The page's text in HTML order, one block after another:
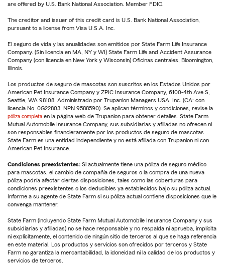
are offered by U.S. Bank National Association. Member FDIC.
The creditor and issuer of this credit card is U.S. Bank National Association,
pursuant to a license from Visa U.S.A. Inc.
El seguro de vida y las anualidades son emitidos por State Farm Life Insurance
Company. (Sin licencia en MA, NY y WI) State Farm Life and Accident Assurance
Company (con licencia en New York y Wisconsin) Oficinas centrales, Bloomington,
Illinois.
Los productos de seguro de mascotas son suscritos en los Estados Unidos por
American Pet Insurance Company y ZPIC Insurance Company, 6100-4th Ave S,
Seattle, WA 98108. Administrado por Trupanion Managers USA, Inc. (CA: con
licencia No. 0G22803, NPN 9588590). Se aplican términos y condiciones, revise la
póliza completa en la página web de Trupanion para obtener detalles. State Farm
Mutual Automobile Insurance Company, sus subsidiarias y afiliadas no ofrecen ni
son responsables financieramente por los productos de seguro de mascotas.
State Farm es una entidad independiente y no está afiliada con Trupanion ni con
American Pet Insurance.
Condiciones preexistentes: Si actualmente tiene una póliza de seguro médico
para mascotas, el cambio de compañía de seguros o la compra de una nueva
póliza podría afectar ciertas disposiciones, tales como las coberturas para
condiciones preexistentes o los deducibles ya establecidos bajo su póliza actual.
Informe a su agente de State Farm si su póliza actual contiene disposiciones que le
convenga mantener.
State Farm (incluyendo State Farm Mutual Automobile Insurance Company y sus
subsidiarias y afiliadas) no se hace responsable y no respalda ni aprueba, implícita
ni explícitamente, el contenido de ningún sitio de terceros al que se haga referencia
en este material. Los productos y servicios son ofrecidos por terceros y State
Farm no garantiza la mercantabilidad, la idoneidad ni la calidad de los productos y
servicios de terceros.